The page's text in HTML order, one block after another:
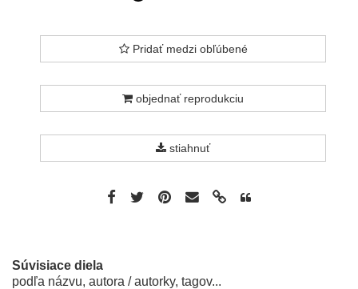
Pridať medzi obľúbené
objednať reprodukciu
stiahnuť
Súvisiace diela
podľa názvu, autora / autorky, tagov...